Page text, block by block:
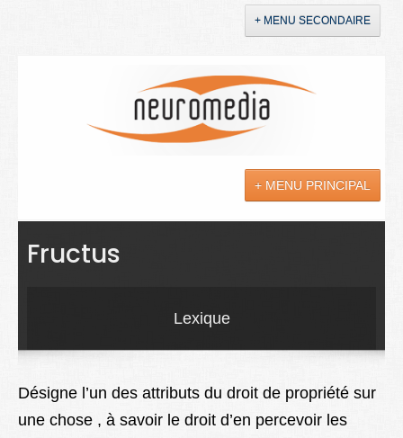
+ MENU SECONDAIRE
+ MENU PRINCIPAL
Actualités
Soins
Droit
Lexique
Fructus
Lexique
Désigne l’un des attributs du droit de propriété sur
une chose , à savoir le droit d’en percevoir les